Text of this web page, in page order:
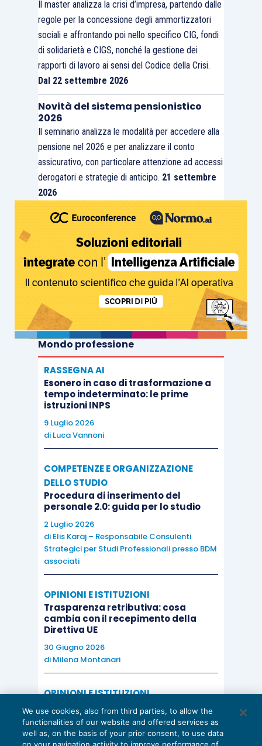
Il master analizza la crisi d’impresa, partendo dalle
regole per la concessione degli ammortizzatori
sociali e affrontando poi nello specifico CIG, fondi
di solidarietà e CIGS, nonché la gestione dei
rapporti di lavoro ai sensi del Codice della Crisi.
Dal 22 settembre 2026
Novità del sistema pensionistico
2026
Il seminario analizza le modalità per accedere alla
pensione nel 2026 e per analizzare il conto
assicurativo, con particolare attenzione ad accessi
derogatori e strategie di anticipo. 21 settembre
2026
Mondo professione
RASSEGNA AI
Esonero in caso di trasformazione a
tempo indeterminato: le prime
istruzioni INPS
9 Luglio 2026
di Luca Vannoni
COMPETENZE E ORGANIZZAZIONE
DELLO STUDIO
Procedura di inserimento del
personale 2.0: guida per lo studio
2 Luglio 2026
di Elis Karaj – Responsabile Consulenti
Strategici per Studi Professionali presso BDM
associati
OPINIONI E ISTITUZIONI
Trasparenza retributiva: cosa
cambia con il recepimento della
Direttiva UE
30 Giugno 2026
di Milena Montanari
OPINIONI E ISTITUZIONI
Valorizzare il potenziale dello Studio:
una riflessione sul futuro della
consulenza del lavoro
We use cookies, also from third parties, to allow the
functionalities of our website and offered services as
well as, on the basis of your prior consent, to use data